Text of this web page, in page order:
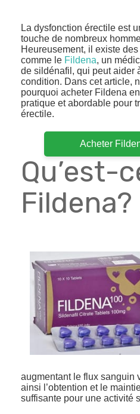
La dysfonction érectile est
touche de nombreux
Heureusement, il existe
comme le Fildena, un
de sildénafil, qui peut aider
condition. Dans cet article,
pourquoi acheter Fildena
pratique et abordable pour
érectile.
Acheter
Qu’est-
Fildena?
augmentant le flux sanguin
ainsi l’obtention et le
suffisante pour une activité